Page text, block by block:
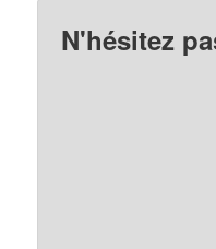
N'hésitez